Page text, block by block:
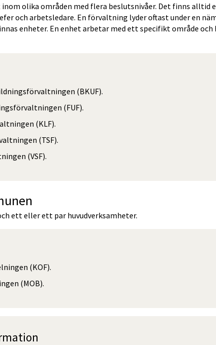
olika områden med flera beslutsnivåer. Det finns alltid
och arbetsledare. En förvaltning lyder oftast under en
enheter. En enhet arbetar med ett specifikt område och
(BKUF).
(FUF).
(KLF).
(TSF).
(VSF).
ett eller ett par huvudverksamheter.
(KOF).
(MOB).